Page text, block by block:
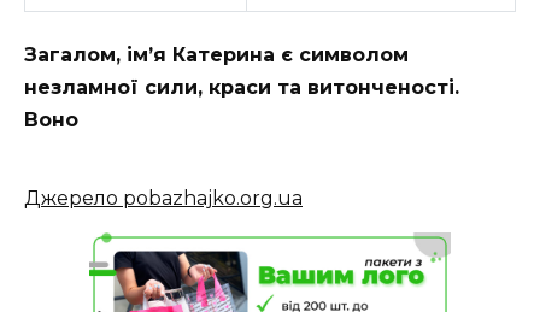
Загалом, ім’я Катерина є символом
незламної сили, краси та витонченості.
Воно
Джерело pobazhajko.org.ua